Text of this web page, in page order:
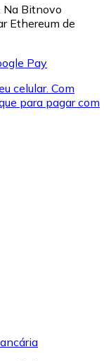
e outros
Na Bitnovo
Ethereum de
Pay
celular. Com
para pagar com